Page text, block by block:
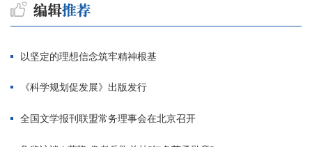
以坚定的理想信念筑牢精神根基
《科学规划促发展》出版发行
全国文学报刊联盟常务理事会在北京召开